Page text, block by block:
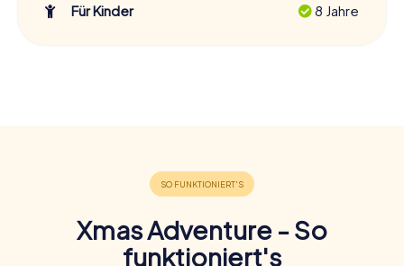
Für Kinder
8 Jahre
Xmas Adventure - So
funktioniert's